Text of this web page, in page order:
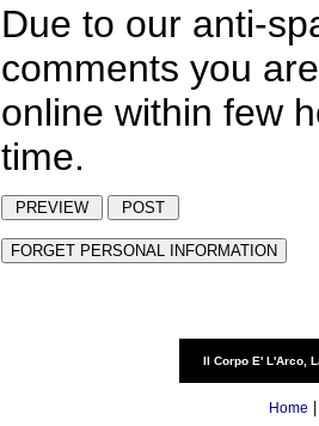
Due to our anti-
comments you
online within few
time.
Il Corpo E' L'Arco,
Home